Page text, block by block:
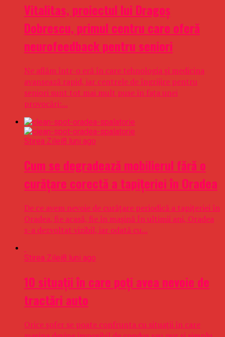
Vitalitas, proiectul lui Dragoş
Dobrescu, primul centru care oferă
neurofeedback pentru seniori
Ne aflăm într-o eră în care tehnologia şi medicina
avansează rapid, iar centrele de îngrijire pentru
seniori sunt tot mai mult puse în faţa unei
provocări:...
Stirea Zilei8 luni ago
Cum se degradează mobilierul fără o
curățare corectă a tapițeriei în Oradea
De ce avem nevoie de curățare periodică a tapițeriei în
Oradea, fie acasă, fie în mașină În ultimii ani, Oradea
s-a dezvoltat vizibil, iar odată cu...
Stirea Zilei8 luni ago
10 situații în care poți avea nevoie de
tractări auto
Orice șofer se poate confrunta cu situații în care